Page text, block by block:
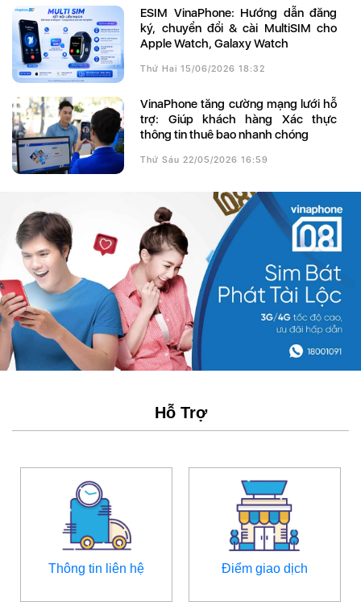
eSIM VinaPhone: Hướng dẫn đăng
ký, chuyển đổi & cài MultiSIM cho
Apple Watch, Galaxy Watch
Thứ Hai 15/06/2026 18:32
VinaPhone tăng cường mạng lưới hỗ
trợ: Giúp khách hàng Xác thực
thông tin thuê bao nhanh chóng
Thứ Sáu 22/05/2026 16:59
Hỗ Trợ
Thông tin liên hệ Điểm giao dịch